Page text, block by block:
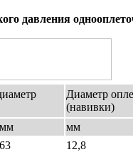
давления
Диаметр
(навивки)
мм мм
63 12,8